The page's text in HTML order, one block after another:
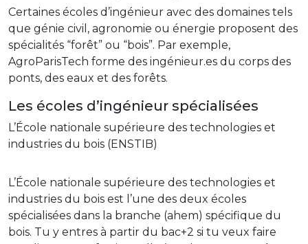
Certaines écoles d’ingénieur avec des domaines tels
que génie civil, agronomie ou énergie proposent des
spécialités “forêt” ou “bois”. Par exemple,
AgroParisTech forme des ingénieur.es du corps des
ponts, des eaux et des forêts.
Les écoles d’ingénieur spécialisées
L’École nationale supérieure des technologies et
industries du bois (ENSTIB)
L’École nationale supérieure des technologies et
industries du bois est l’une des deux écoles
spécialisées dans la branche (ahem) spécifique du
bois. Tu y entres à partir du bac+2 si tu veux faire